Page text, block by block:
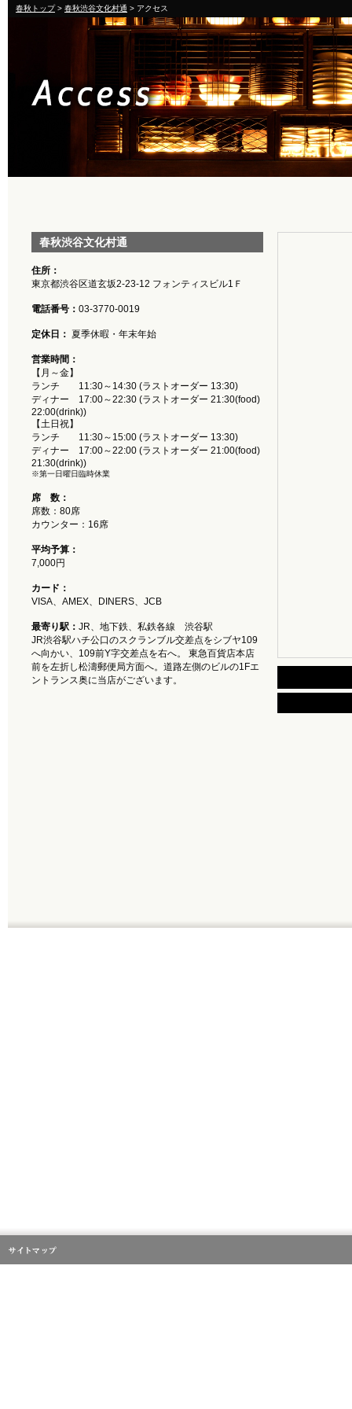
春秋トップ> 春秋渋谷文化村通 > アクセス
春秋渋谷文化村通
住所：
東京都渋谷区道玄坂2-23-12 フォンティスビル1Ｆ
電話番号： 03-3770-0019
定休日： 夏季休暇・年末年始
営業時間：
【月～金】
ランチ 11:30～14:30 (ラストオーダー 13:30)
ディナー 17:00～22:30 (ラストオーダー 21:30(food)
22:00(drink))
【土日祝】
ランチ 11:30～15:00 (ラストオーダー 13:30)
ディナー 17:00～22:00 (ラストオーダー 21:00(food)
21:30(drink))
※第一日曜日臨時休業
席 数：
席数：80席
カウンター：16席
平均予算：
7,000円
カード：
VISA、AMEX、DINERS、JCB
最寄り駅： JR、地下鉄、私鉄各線 渋谷駅
JR渋谷駅ハチ公口のスクランブル交差点をシブヤ109
へ向かい、109前Y字交差点を右へ。 東急百貨店本店
前を左折し松濤郵便局方面へ。道路左側のビルの1Fエ
ントランス奥に当店がございます。